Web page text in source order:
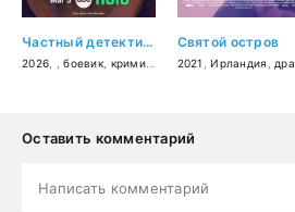
Частный детектив Эр Джей Декер
2026 , ,боевик, криминал
Святой остров
2021 ,Ирландия драма
Оставить комментарий
Написать комментарий